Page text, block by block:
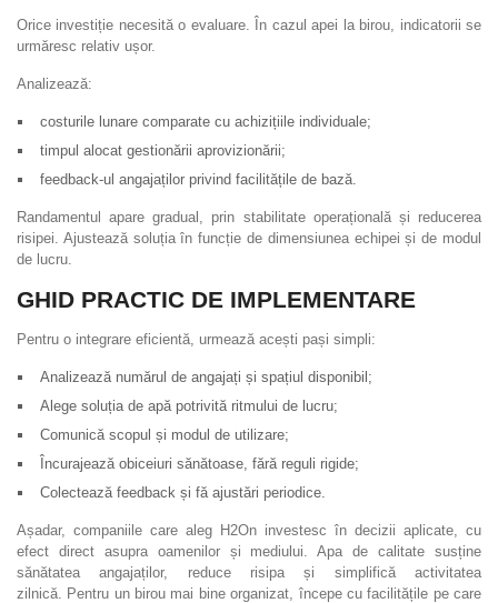
Orice investiție necesită o evaluare. În cazul apei la birou, indicatorii se
urmăresc relativ ușor.
Analizează:
costurile lunare comparate cu achizițiile individuale;
timpul alocat gestionării aprovizionării;
feedback-ul angajaților privind facilitățile de bază.
Randamentul apare gradual, prin stabilitate operațională și reducerea
risipei. Ajustează soluția în funcție de dimensiunea echipei și de modul
de lucru.
GHID PRACTIC DE IMPLEMENTARE
Pentru o integrare eficientă, urmează acești pași simpli:
Analizează numărul de angajați și spațiul disponibil;
Alege soluția de apă potrivită ritmului de lucru;
Comunică scopul și modul de utilizare;
Încurajează obiceiuri sănătoase, fără reguli rigide;
Colectează feedback și fă ajustări periodice.
Așadar, companiile care aleg H2On investesc în decizii aplicate, cu
efect direct asupra oamenilor și mediului. Apa de calitate susține
sănătatea angajaților, reduce risipa și simplifică activitatea
zilnică. Pentru un birou mai bine organizat, începe cu facilitățile pe care